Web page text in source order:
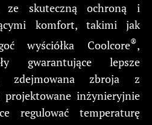
ze skuteczną ochroną i
komfort, takimi jak
wyściółka Coolcore®,
gwarantujące lepsze
zdejmowana zbroja z
inżynieryjnie
regulować temperaturę